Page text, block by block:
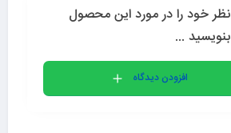
نظر خود را در مورد این محصول
بنویسید ...
افزودن دیدگاه